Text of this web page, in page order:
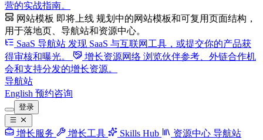
营的实战指南。
网站模板 即将上线 规划中的网站模板和可复用页面结构，
用于落地页、导航站和资源中心。
SaaS 导航站 发现 SaaS 与互联网工具，或提交你的产品获
得审核和曝光。
增长资源网络 浏览伙伴参考、外链合作机
会和支持分发的增长资源。
导航站
English 预约咨询
登录
增长服务 增长工具 Skills Hub 资源中心 导航站